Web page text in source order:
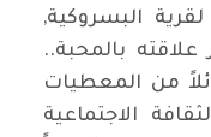
البسروكية,
علاقته بالمحبة..
من المعطيات
الاجتماعية